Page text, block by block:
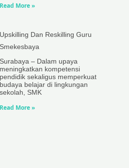
Read More »
Upskilling Dan Reskilling Guru
Smekesbaya
Surabaya – Dalam upaya
meningkatkan kompetensi
pendidik sekaligus memperkuat
budaya belajar di lingkungan
sekolah, SMK
Read More »